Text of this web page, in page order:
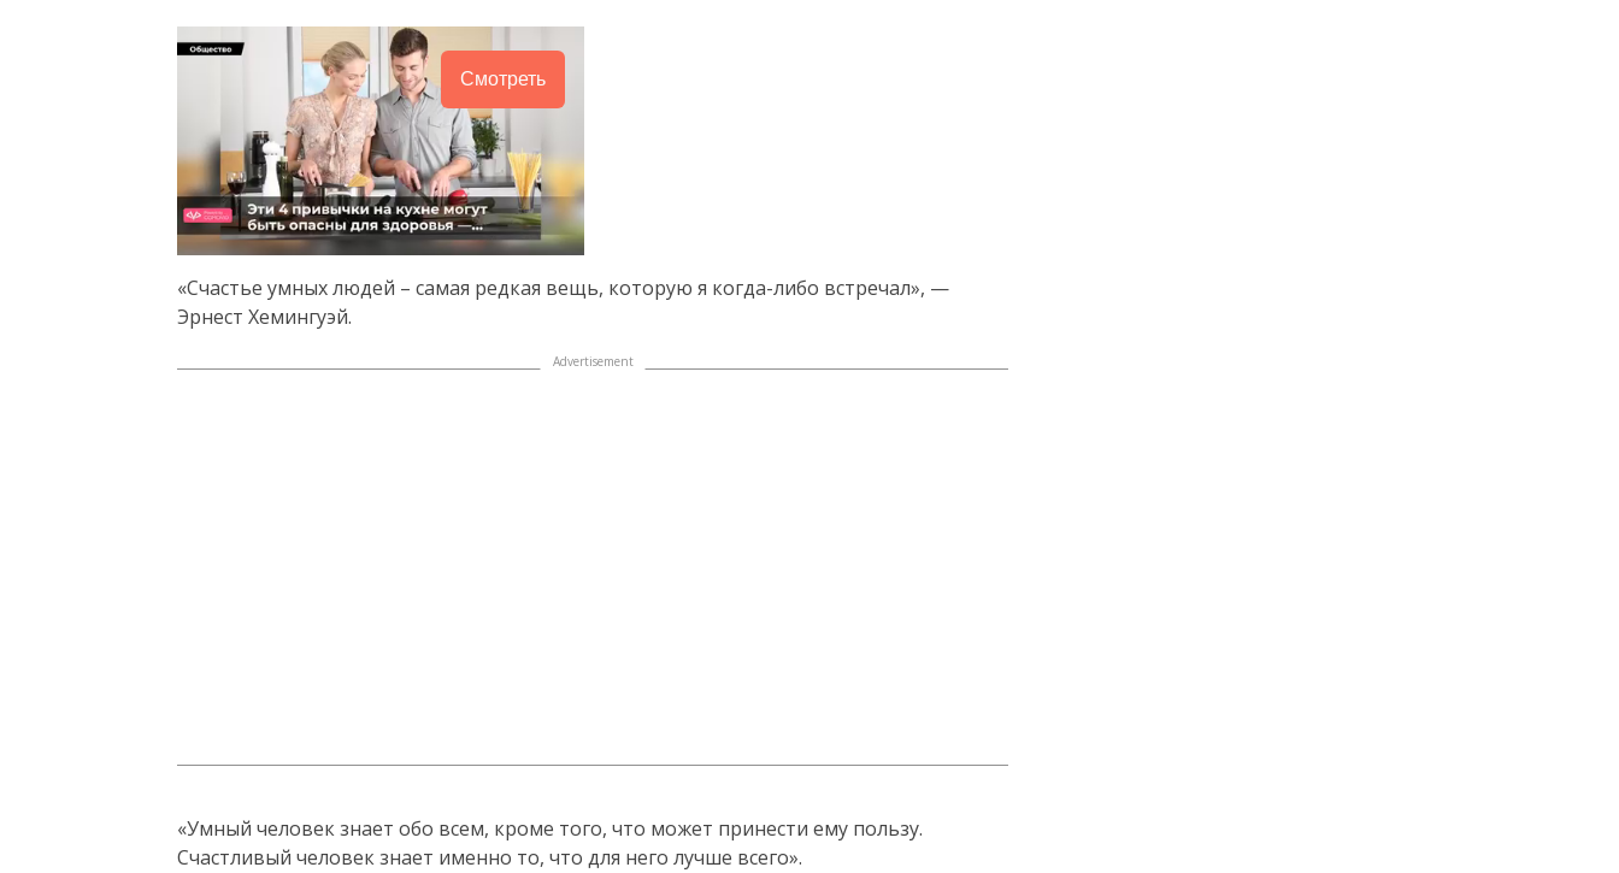
Смотреть
«Счастье умных людей – самая редкая вещь, которую я когда-либо встречал», —
Эрнест Хемингуэй.
«Умный человек знает обо всем, кроме того, что может принести ему пользу.
Счастливый человек знает именно то, что для него лучше всего».